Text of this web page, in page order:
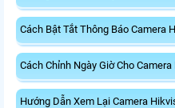
Cách Bật Tắt Thông Báo Camera
Cách Chỉnh Ngày Giờ Cho
Hướng Dẫn Xem Lại Camera